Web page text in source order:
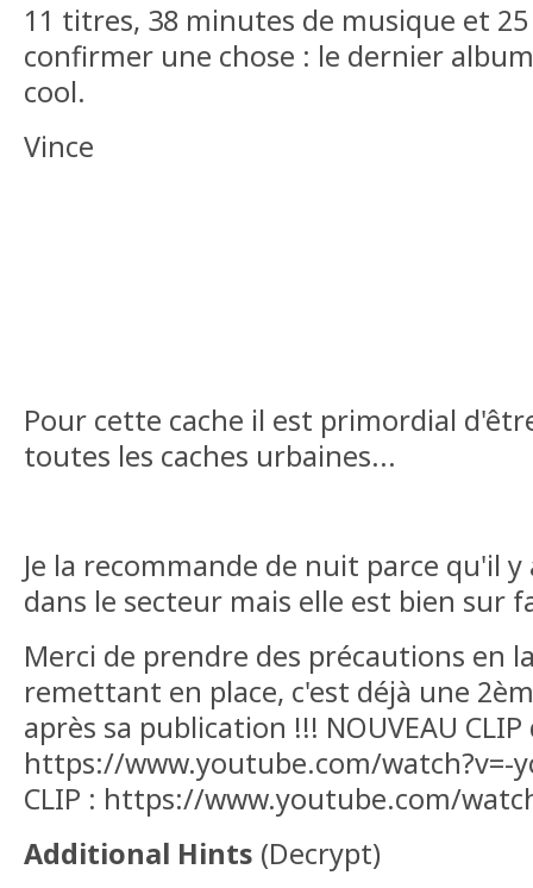
11 titres, 38 minutes de musique et
confirmer une chose : le dernier
cool.
Vince
Pour cette cache il est primordial
toutes les caches urbaines...
Je la recommande de nuit parce qu'il
dans le secteur mais elle est bien sur
Merci de prendre des précautions en
remettant en place, c'est déjà une
après sa publication !!! NOUVEAU CLIP
https://www.youtube.com/watch?v=-
CLIP : https://www.youtube.com/
Additional Hints (Decrypt)